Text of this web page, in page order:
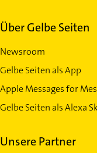
Über Gelbe Seiten
Newsroom
Gelbe Seiten als App
Apple Messages for
Gelbe Seiten als Alexa
Unsere Partner